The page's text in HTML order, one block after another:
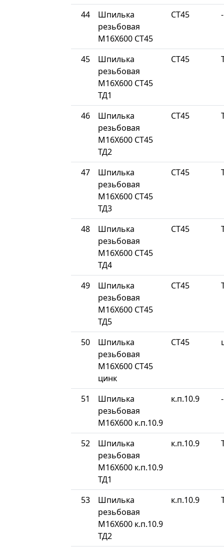
44
Шпилька
резьбовая
М16Х600 СТ45
СТ45 -
45
Шпилька
резьбовая
М16Х600 СТ45
ТД1
СТ45
46
Шпилька
резьбовая
М16Х600 СТ45
ТД2
СТ45
47
Шпилька
резьбовая
М16Х600 СТ45
ТД3
СТ45
48
Шпилька
резьбовая
М16Х600 СТ45
ТД4
СТ45
49
Шпилька
резьбовая
М16Х600 СТ45
ТД5
СТ45
50
Шпилька
резьбовая
М16Х600 СТ45
цинк
СТ45
51
Шпилька
резьбовая
М16Х600 к.п.10.9
к.п.10.9 -
52
Шпилька
резьбовая
М16Х600 к.п.10.9
ТД1
к.п.10.9
53
Шпилька
резьбовая
М16Х600 к.п.10.9
ТД2
к.п.10.9